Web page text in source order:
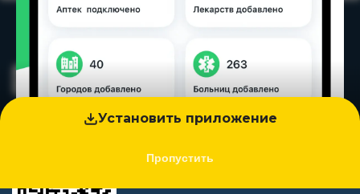
Установить приложение
Пропустить